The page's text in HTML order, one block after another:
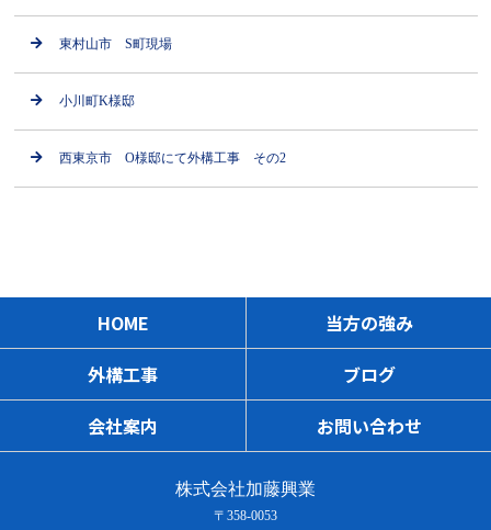
東村山市 S町現場
小川町K様邸
西東京市 O様邸にて外構工事 その2
HOME
当方の強み
外構工事
ブログ
会社案内
お問い合わせ
株式会社加藤興業
〒358-0053